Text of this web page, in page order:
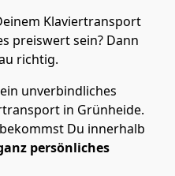
Klaviertransport
preiswert sein? Dann
richtig.
unverbindliches
in Grünheide.
Du innerhalb
persönliches